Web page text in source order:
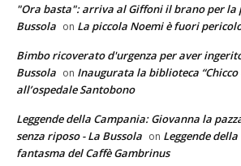
"Ora basta": arriva al Giffoni il brano per la
Bussola on La piccola Noemi è fuori
Bimbo ricoverato d'urgenza per aver
Bussola on Inaugurata la biblioteca “Chicco
all’ospedale Santobono
Leggende della Campania: Giovanna la
senza riposo - La Bussola on Leggende
fantasma del Caffè Gambrinus